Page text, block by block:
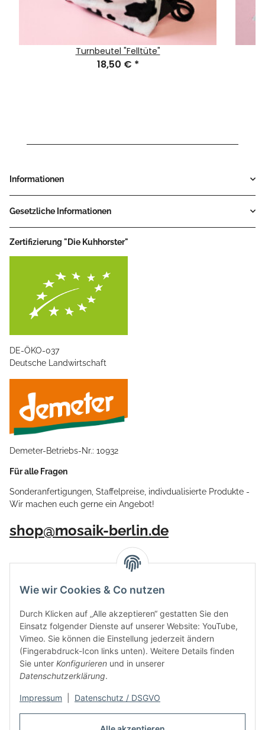
Wie wir Cookies & Co nutzen
Durch Klicken auf „Alle akzeptieren“ gestatten Sie den
Einsatz folgender Dienste auf unserer Website: YouTube,
Vimeo. Sie können die Einstellung jederzeit ändern
(Fingerabdruck-Icon links unten). Weitere Details finden
Sie unter Konfigurieren und in unserer
Datenschutzerklärung.
Impressum Datenschutz / DSGVO
Turnbeutel "Felltüte"
18,50 € *
Informationen
Gesetzliche Informationen
Zertifizierung "Die Kuhhorster"
DE-ÖKO-037
Deutsche Landwirtschaft
Demeter-Betriebs-Nr.: 10932
Für alle Fragen
Sonderanfertigungen, Staffelpreise, indivdualisierte Produkte -
Wir machen euch gerne ein Angebot!
shop@mosaik-berlin.de